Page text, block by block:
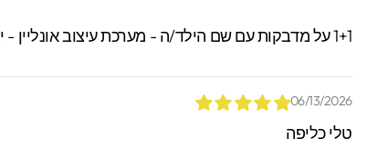
1+1 על מדבקות עם שם הילד/ה - מערכת עיצוב אונליין - יצור ואספקה מהירים עם שליח עד הבית! תקף גם על שמות ודגמים שונים! קוד הנחה " 1234 "
06/13/2026
טלי כליפה